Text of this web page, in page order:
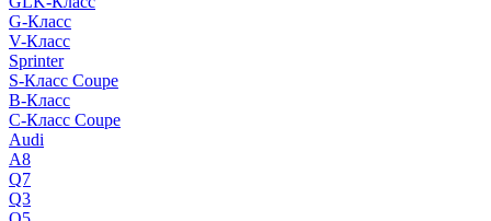
G-Класс
V-Класс
Sprinter
S-Класс Сoupe
B-Класс
C-Класс Coupe
Audi
A8
Q7
Q3